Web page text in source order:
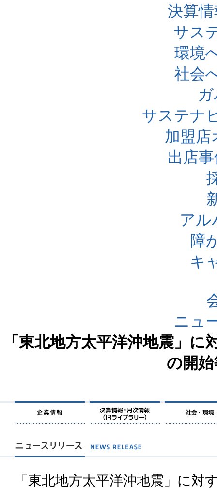
決算
サス
環境
社会
サステナ
加盟店
出店
アル
障
キ
ニュ
「東北地方太平洋沖地震」
の開
「東北地方太平洋沖地震」に対